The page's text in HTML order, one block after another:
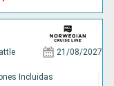
21/08/2027
Incluidas